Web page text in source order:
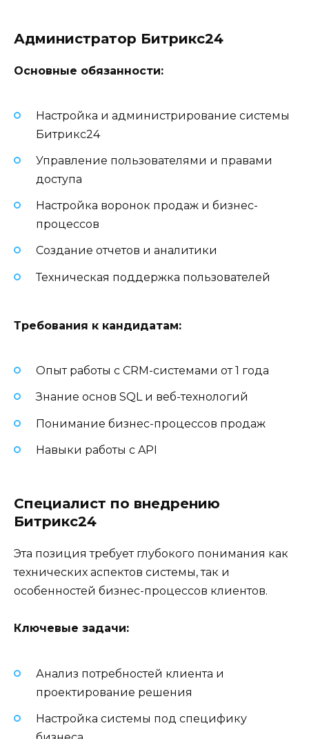
Администратор Битрикс24
Основные обязанности:
Настройка и администрирование системы
Битрикс24
Управление пользователями и правами
доступа
Настройка воронок продаж и бизнес-
процессов
Создание отчетов и аналитики
Техническая поддержка пользователей
Требования к кандидатам:
Опыт работы с CRM-системами от 1 года
Знание основ SQL и веб-технологий
Понимание бизнес-процессов продаж
Навыки работы с API
Специалист по внедрению
Битрикс24
Эта позиция требует глубокого понимания как
технических аспектов системы, так и
особенностей бизнес-процессов клиентов.
Ключевые задачи:
Анализ потребностей клиента и
проектирование решения
Настройка системы под специфику